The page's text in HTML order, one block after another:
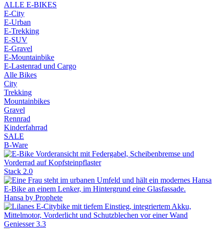
ALLE E-BIKES
E-City
E-Urban
E-Trekking
E-SUV
E-Gravel
E-Mountainbike
E-Lastenrad und Cargo
Alle Bikes
City
Trekking
Mountainbikes
Gravel
Rennrad
Kinderfahrrad
SALE
B-Ware
Stack 2.0
Hansa by Prophete
Geniesser 3.3